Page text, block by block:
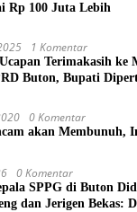
Rp 100 Juta Lebih
1 Komentar
Terimakasih ke
Buton, Bupati
0 Komentar
akan Membunuh,
0 Komentar
SPPG di Buton
dan Jerigen Bekas: